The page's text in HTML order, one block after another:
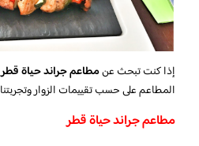
إذا كنت تبحث عنمطاعم جراند حياة قطر
المطاعم على حسب تقييمات الزوار
مطاعم جراند حياة قطر